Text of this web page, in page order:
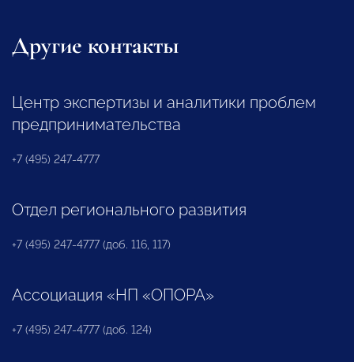
Другие контакты
Центр экспертизы и аналитики проблем
предпринимательства
+7 (495) 247-4777
Отдел регионального развития
+7 (495) 247-4777 (доб. 116, 117)
Ассоциация «НП «ОПОРА»
+7 (495) 247-4777 (доб. 124)